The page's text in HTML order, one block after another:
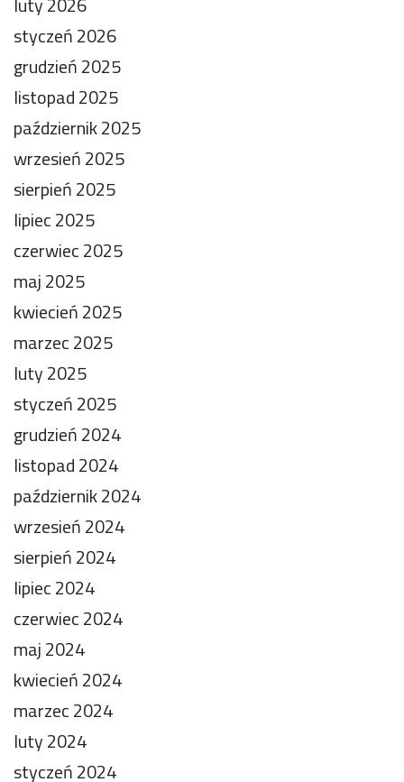
styczeń 2026
grudzień 2025
listopad 2025
październik 2025
wrzesień 2025
sierpień 2025
lipiec 2025
czerwiec 2025
maj 2025
kwiecień 2025
marzec 2025
luty 2025
styczeń 2025
grudzień 2024
listopad 2024
październik 2024
wrzesień 2024
sierpień 2024
lipiec 2024
czerwiec 2024
maj 2024
kwiecień 2024
marzec 2024
luty 2024
styczeń 2024